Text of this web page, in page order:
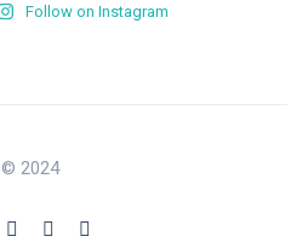
Follow on Instagram
© 2024